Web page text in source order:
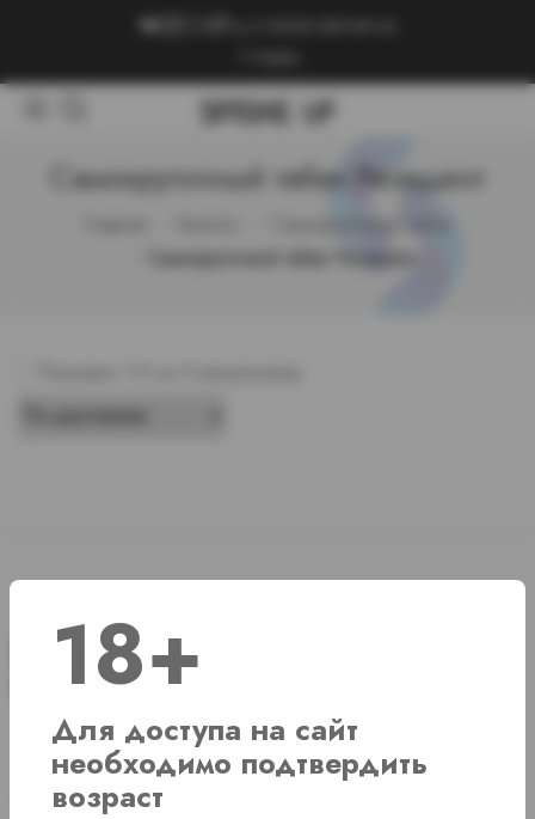
Самокруточный табак Резидент
Самокруточный табак Резидент
18+
Для доступа на сайт
необходимо подтвердить
возраст
Доступ к сайту разрешен только лицам старше 18 лет, являющимся
потребителями табака или иной никотиносодержащей продукции,
которые в противном случае продолжат курить или употреблять